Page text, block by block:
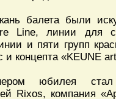
балета были
Line, линии для
и пяти групп
и концепта «KEUNE
юбилея
Rixos, компания